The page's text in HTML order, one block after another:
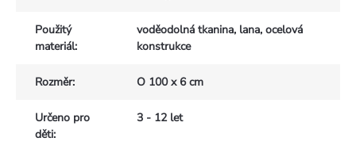
Použitý
materiál:
voděodolná tkanina, lana, ocelová
konstrukce
Rozměr: O 100 x 6 cm
Určeno pro
děti:
3 - 12 let